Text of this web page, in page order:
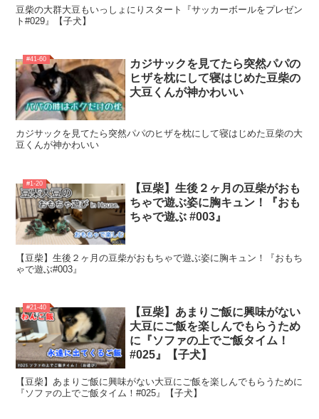
豆柴の大群大豆もいっしょにりスタート『サッカーボールをプレゼン
ト#029』【子犬】
#41-60
カジサックを見てたら突然パパの
ヒザを枕にして寝はじめた豆柴の
大豆くんが神かわいい
カジサックを見てたら突然パパのヒザを枕にして寝はじめた豆柴の大
豆くんが神かわいい
#1-20
【豆柴】生後２ヶ月の豆柴がおも
ちゃで遊ぶ姿に胸キュン！『おも
ちゃで遊ぶ #003』
【豆柴】生後２ヶ月の豆柴がおもちゃで遊ぶ姿に胸キュン！『おもち
ゃで遊ぶ#003』
#21-40
【豆柴】あまりご飯に興味がない
大豆にご飯を楽しんでもらうため
に『ソファの上でご飯タイム！
#025』【子犬】
【豆柴】あまりご飯に興味がない大豆にご飯を楽しんでもらうために
『ソファの上でご飯タイム！#025』【子犬】